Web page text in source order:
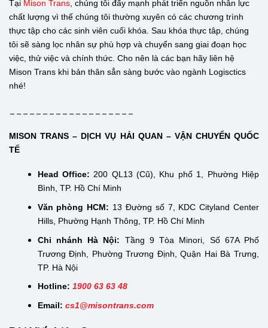
Tại Mison Trans, chúng tôi đẩy mạnh phát triển nguồn nhân lực
chất lượng vì thế chúng tôi thường xuyên có các chương trình
thực tập cho các sinh viên cuối khóa. Sau khóa thực tâp, chúng
tôi sẽ sàng lọc nhân sự phù hợp và chuyển sang giai đoạn học
việc, thử việc và chính thức. Cho nên là các bạn hãy liên hệ
Mison Trans khi bản thân sẳn sàng bước vào ngành Logisctics
nhé!
MISON TRANS – DỊCH VỤ HẢI QUAN – VẬN CHUYỂN QUỐC
TẾ
Head Office: 200 QL13 (Cũ), Khu phố 1, Phường Hiệp
Bình, TP. Hồ Chí Minh
Văn phòng HCM: 13 Đường số 7, KDC Cityland Center
Hills, Phường Hạnh Thông, TP. Hồ Chí Minh
Chi nhánh Hà Nội: Tầng 9 Tòa Minori, Số 67A Phố
Trương Định, Phường Trương Định, Quận Hai Bà Trưng,
TP. Hà Nội
Hotline: 1900 63 63 48
Email: cs1@misontrans.com